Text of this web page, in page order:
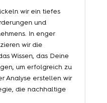
wir ein tiefes
und
In enger
wir die
Wissen, das Deine
um erfolgreich zu
Analyse erstellen wir
die nachhaltige